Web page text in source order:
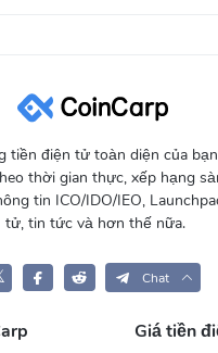
tiền điện tử toàn diện của
thời gian thực, xếp hạng
tin ICO/IDO/IEO,
tử, tin tức và hơn thế nữa.
Chat
Giá tiền